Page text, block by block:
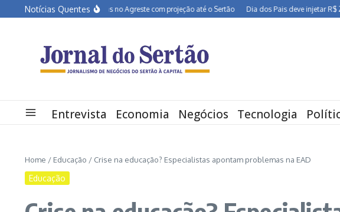
Ir para o conteúdo
Notícias Quentes
BR-232 entra em obras no Agreste com projeção até o Sertão Dia dos Pais deve injetar R$ 226,5
Entrevista Economia Negócios Tecnologia
Home / Educação / Crise na educação? Especialistas apontam problemas na EAD
Educação